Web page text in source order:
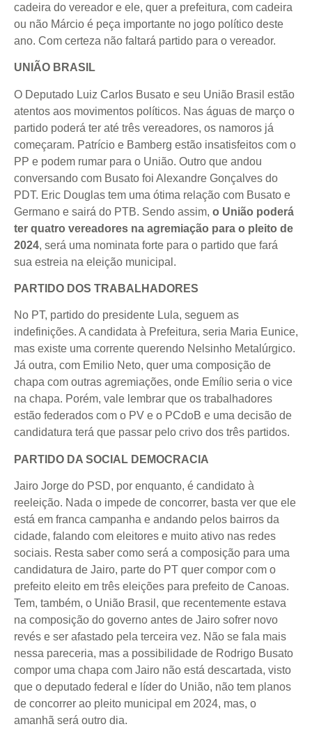
cadeira do vereador e ele, quer a prefeitura, com cadeira
ou não Márcio é peça importante no jogo político deste
ano. Com certeza não faltará partido para o vereador.
UNIÃO BRASIL
O Deputado Luiz Carlos Busato e seu União Brasil estão
atentos aos movimentos políticos. Nas águas de março o
partido poderá ter até três vereadores, os namoros já
começaram. Patrício e Bamberg estão insatisfeitos com o
PP e podem rumar para o União. Outro que andou
conversando com Busato foi Alexandre Gonçalves do
PDT. Eric Douglas tem uma ótima relação com Busato e
Germano e sairá do PTB. Sendo assim, o União poderá
ter quatro vereadores na agremiação para o pleito de
2024, será uma nominata forte para o partido que fará
sua estreia na eleição municipal.
PARTIDO DOS TRABALHADORES
No PT, partido do presidente Lula, seguem as
indefinições. A candidata à Prefeitura, seria Maria Eunice,
mas existe uma corrente querendo Nelsinho Metalúrgico.
Já outra, com Emilio Neto, quer uma composição de
chapa com outras agremiações, onde Emílio seria o vice
na chapa. Porém, vale lembrar que os trabalhadores
estão federados com o PV e o PCdoB e uma decisão de
candidatura terá que passar pelo crivo dos três partidos.
PARTIDO DA SOCIAL DEMOCRACIA
Jairo Jorge do PSD, por enquanto, é candidato à
reeleição. Nada o impede de concorrer, basta ver que ele
está em franca campanha e andando pelos bairros da
cidade, falando com eleitores e muito ativo nas redes
sociais. Resta saber como será a composição para uma
candidatura de Jairo, parte do PT quer compor com o
prefeito eleito em três eleições para prefeito de Canoas.
Tem, também, o União Brasil, que recentemente estava
na composição do governo antes de Jairo sofrer novo
revés e ser afastado pela terceira vez. Não se fala mais
nessa pareceria, mas a possibilidade de Rodrigo Busato
compor uma chapa com Jairo não está descartada, visto
que o deputado federal e líder do União, não tem planos
de concorrer ao pleito municipal em 2024, mas, o
amanhã será outro dia.